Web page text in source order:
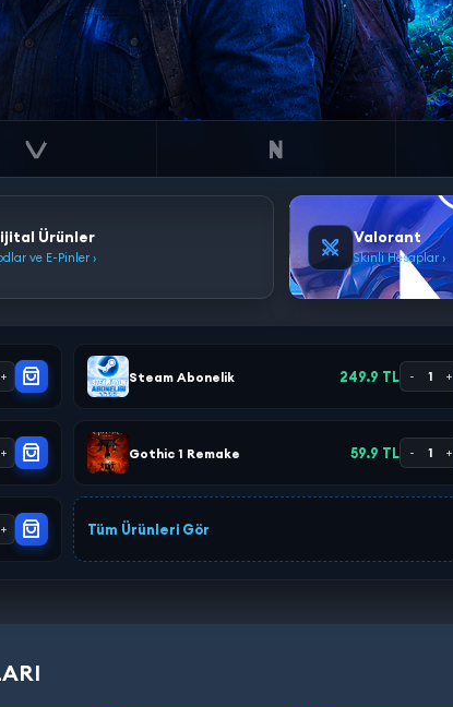
Ürünler
ve E-Pinler ›
Valorant
Skinli Hesaplar ›
+ Steam Abonelik 249.9 TL - 1 +
+ Gothic 1 Remake 59.9 TL - 1 +
+ Tüm Ürünleri Gör